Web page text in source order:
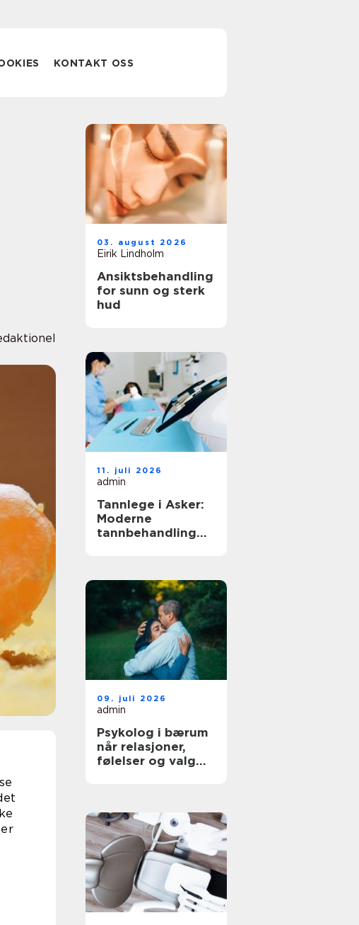
KONTAKT OSS
03. august 2026
Eirik Lindholm
Ansiktsbehandling
for sunn og sterk
hud
11. juli 2026
admin
Tannlege i Asker:
Moderne
tannbehandling
09. juli 2026
admin
Psykolog i bærum
når relasjoner,
følelser og valg